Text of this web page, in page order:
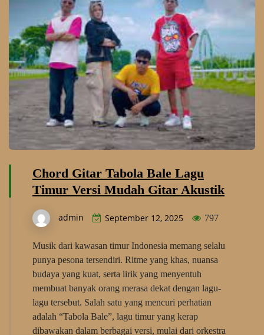
Chord Gitar Tabola Bale Lagu
Timur Versi Mudah Gitar Akustik
admin September 12, 2025 797
Musik dari kawasan timur Indonesia memang selalu
punya pesona tersendiri. Ritme yang khas, nuansa
budaya yang kuat, serta lirik yang menyentuh
membuat banyak orang merasa dekat dengan lagu-
lagu tersebut. Salah satu yang mencuri perhatian
adalah “Tabola Bale”, lagu timur yang kerap
dibawakan dalam berbagai versi, mulai dari orkestra